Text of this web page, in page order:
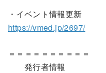
・イベント情報更新
https://vmed.jp/2697/
＝＝＝＝＝＝＝＝＝＝
発行者情報